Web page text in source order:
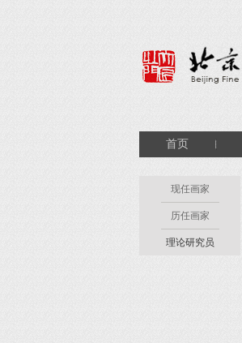
首页
现任画家
历任画家
理论研究员